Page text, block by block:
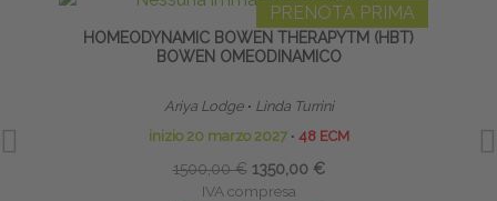
PRENOTA PRIMA
HOMEODYNAMIC BOWEN THERAPYTM (HBT)
BOWEN OMEODINAMICO
Ariya Lodge ∙ Linda Turrini
inizio 20 marzo 2027 ∙ 48 ECM
1500,00 € 1350,00 €
IVA compresa